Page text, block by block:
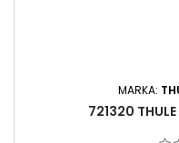
MARKA:
721320